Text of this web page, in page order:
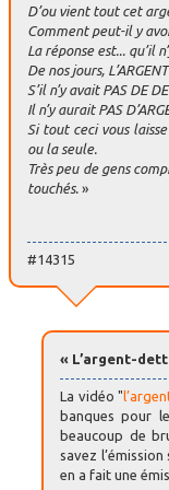
D’ou vient tout cet
Comment peut-il y
La réponse est... qu’il
De nos jours,
S’il n’y avait PAS DE
Il n’y aurait PAS
Si tout ceci vous
ou la seule.
Très peu de gens
touchés. »
#14315
« L’argent-
La vidéo "
banques pour
beaucoup de
savez
en a fait une